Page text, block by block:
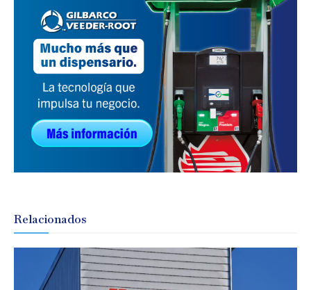
Relacionados